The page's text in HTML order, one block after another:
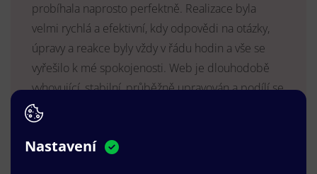
probíhala naprosto perfektně. Realizace byla
velmi rychlá a efektivní, kdy odpovědi na otázky,
úpravy a reakce byly vždy v řádu hodin a vše se
vyřešilo k mé spokojenosti. Web je dlouhodobě
vyhovující, stabilní, průběžně upravován a podílí se
na pozitivním vnímání naší značky.
MUDr. Radek Vyšohlíd
VENART s.r.o.
Nastavení